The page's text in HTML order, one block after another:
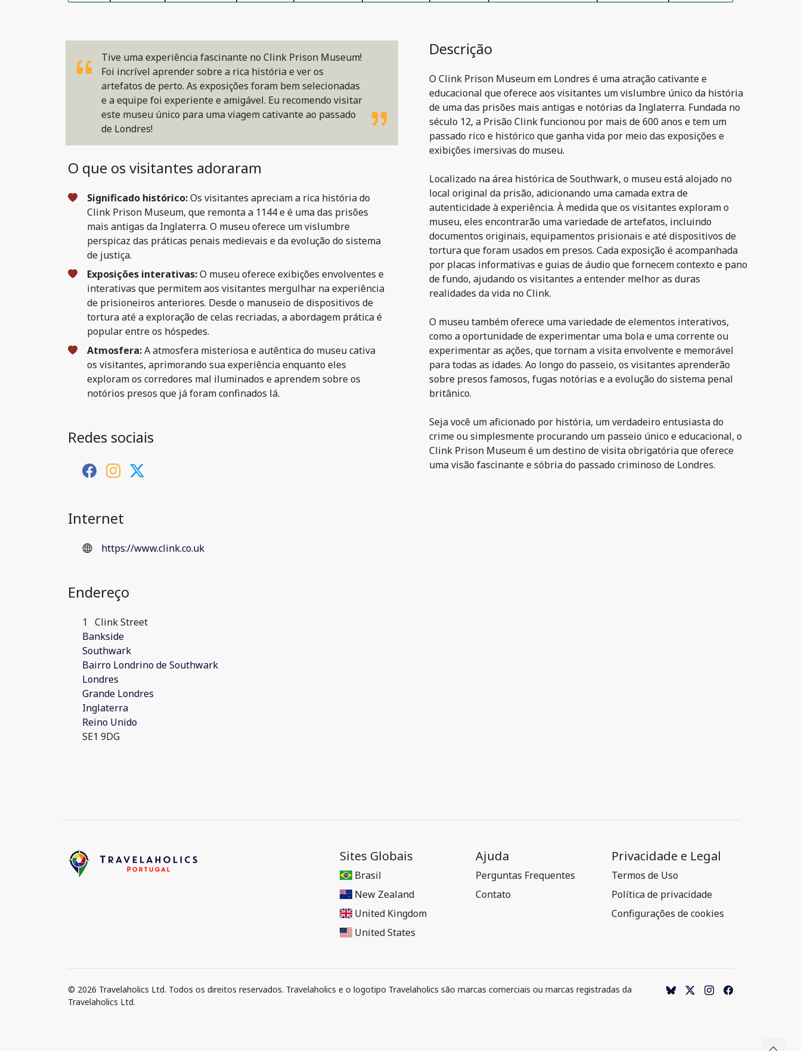
Tive uma experiência fascinante no Clink Prison Museum!
Foi incrível aprender sobre a rica história e ver os
artefatos de perto. As exposições foram bem selecionadas
e a equipe foi experiente e amigável. Eu recomendo visitar
este museu único para uma viagem cativante ao passado
de Londres!
O que os visitantes adoraram
Significado histórico:Os visitantes apreciam a rica história do
Clink Prison Museum, que remonta a 1144 e é uma das prisões
mais antigas da Inglaterra. O museu oferece um vislumbre
perspicaz das práticas penais medievais e da evolução do sistema
de justiça.
Exposições interativas:O museu oferece exibições envolventes e
interativas que permitem aos visitantes mergulhar na experiência
de prisioneiros anteriores. Desde o manuseio de dispositivos de
tortura até a exploração de celas recriadas, a abordagem prática é
popular entre os hóspedes.
Atmosfera:A atmosfera misteriosa e autêntica do museu cativa
os visitantes, aprimorando sua experiência enquanto eles
exploram os corredores mal iluminados e aprendem sobre os
notórios presos que já foram confinados lá.
Redes sociais
Internet
https://www.clink.co.uk
Endereço
1
Clink Street
Bankside
Southwark
Bairro Londrino de Southwark
Londres
Grande Londres
Inglaterra
Reino Unido
SE1 9DG
Descrição
O Clink Prison Museum em Londres é uma atração cativante e
educacional que oferece aos visitantes um vislumbre único da história
de uma das prisões mais antigas e notórias da Inglaterra. Fundada no
século 12, a Prisão Clink funcionou por mais de 600 anos e tem um
passado rico e histórico que ganha vida por meio das exposições e
exibições imersivas do museu.
Localizado na área histórica de Southwark, o museu está alojado no
local original da prisão, adicionando uma camada extra de
autenticidade à experiência. À medida que os visitantes exploram o
museu, eles encontrarão uma variedade de artefatos, incluindo
documentos originais, equipamentos prisionais e até dispositivos de
tortura que foram usados em presos. Cada exposição é acompanhada
por placas informativas e guias de áudio que fornecem contexto e pano
de fundo, ajudando os visitantes a entender melhor as duras
realidades da vida no Clink.
O museu também oferece uma variedade de elementos interativos,
como a oportunidade de experimentar uma bola e uma corrente ou
experimentar as ações, que tornam a visita envolvente e memorável
para todas as idades. Ao longo do passeio, os visitantes aprenderão
sobre presos famosos, fugas notórias e a evolução do sistema penal
britânico.
Seja você um aficionado por história, um verdadeiro entusiasta do
crime ou simplesmente procurando um passeio único e educacional, o
Clink Prison Museum é um destino de visita obrigatória que oferece
uma visão fascinante e sóbria do passado criminoso de Londres.
Sites Globais
Brasil
New Zealand
United Kingdom
United States
Ajuda
Perguntas Frequentes
Contato
Privacidade e Legal
Termos de Uso
Política de privacidade
Configurações de cookies
© 2026 Travelaholics Ltd. Todos os direitos reservados. Travelaholics e o logotipo Travelaholics são marcas comerciais ou marcas registradas da
Travelaholics Ltd.